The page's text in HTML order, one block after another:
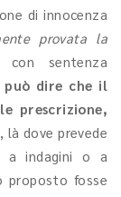
di innocenza
provata la
sentenza
può dire che il
prescrizione,
, là dove prevede
a indagini o a
proposto fosse